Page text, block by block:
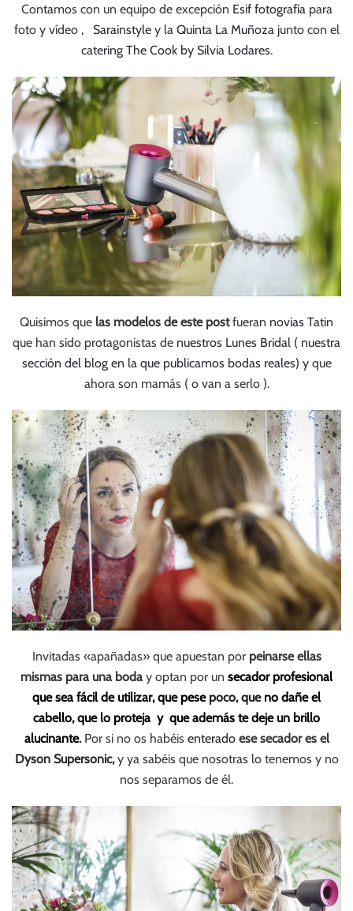
Contamos con un equipo de excepción Esif fotografía para
foto y vídeo , Sarainstyley la Quinta La Muñoza junto con el
catering The Cook by Silvia Lodares.
Quisimos que las modelos de este postfueran novias Tatin
que han sido protagonistas de nuestros Lunes Bridal ( nuestra
sección del blog en la que publicamos bodas reales) yque
ahora son mamás ( o van a serlo ).
Invitadas «apañadas» que apuestan por peinarse ellas
mismas para una boday optan por un secador profesional
que sea fácil de utilizar, que pese poco, que no dañe el
cabello, que lo proteja y que además te deje un brillo
alucinante. Por si no os habéis enterado ese secador es el
Dyson Supersonic,y ya sabéis que nosotras lo tenemos y no
nos separamos de él.